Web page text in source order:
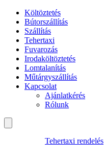
Költöztetés
Bútorszállítás
Szállítás
Tehertaxi
Fuvarozás
Irodaköltöztetés
Lomtalanítás
Műtárgyszállítás
Kapcsolat
Ajánlatkérés
Rólunk
Tehertaxi rendelés